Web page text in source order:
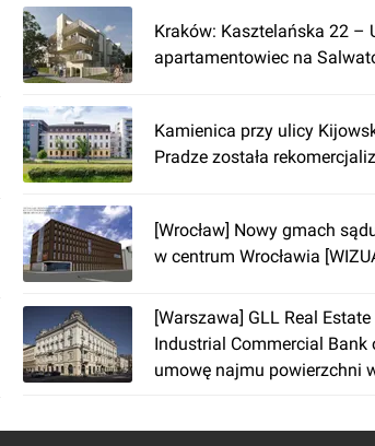
Kraków: Kasztelańska 22 –
apartamentowiec na
Kamienica przy ulicy
Pradze została
[Wrocław] Nowy gmach
w centrum Wrocławia
[Warszawa] GLL Real
Industrial Commercial Bank
umowę najmu powierzchni